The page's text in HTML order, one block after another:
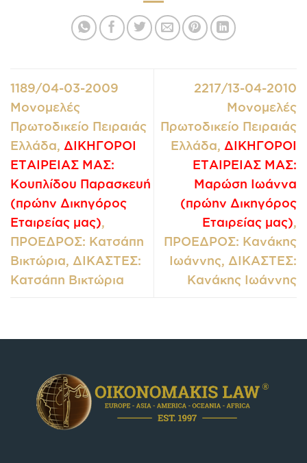
1189/04-03-2009
Μονομελές
Πρωτοδικείο Πειραιάς
Ελλάδα, ΔΙΚΗΓΟΡΟΙ
ΕΤΑΙΡΕΙΑΣ ΜΑΣ:
Κουπλίδου Παρασκευή
(πρώην Δικηγόρος
Εταιρείας μας)
ΠΡΟΕΔΡΟΣ: Κατσάπη
Βικτώρια, ΔΙΚΑΣΤΕΣ:
Κατσάπη Βικτώρια
2217/13-04-2010
Μονομελές
Πρωτοδικείο Πειραιάς
Ελλάδα, ΔΙΚΗΓΟΡΟΙ
ΕΤΑΙΡΕΙΑΣ ΜΑΣ:
Μαρώση Ιωάννα
(πρώην Δικηγόρος
Εταιρείας μας)
ΠΡΟΕΔΡΟΣ: Κανάκης
Ιωάννης, ΔΙΚΑΣΤΕΣ:
Κανάκης Ιωάννης